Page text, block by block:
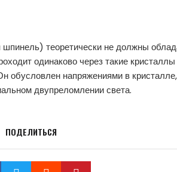
теоретически не должны
одинаково через такие
напряжениями в
двупреломлении света.
ПОДЕЛИТЬСЯ